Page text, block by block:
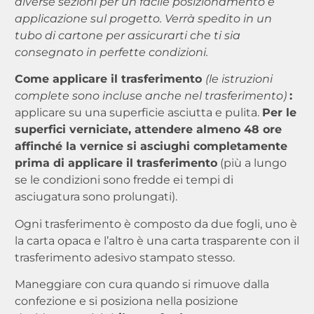
applicazione sul progetto. Verrà spedito in un
tubo di cartone per assicurarti che ti sia
consegnato in perfette condizioni.
Come applicare il trasferimento (le istruzioni
complete sono incluse anche nel trasferimento) :
applicare su una superficie asciutta e pulita. Per le
superfici verniciate, attendere almeno 48 ore
affinché la vernice si asciughi completamente
prima di applicare il trasferimento(più a lungo
se le condizioni sono fredde ei tempi di
asciugatura sono prolungati).
Ogni trasferimento è composto da due fogli, uno è
la carta opaca e l’altro è una carta trasparente con il
trasferimento adesivo stampato stesso.
Maneggiare con cura quando si rimuove dalla
confezione e si posiziona nella posizione